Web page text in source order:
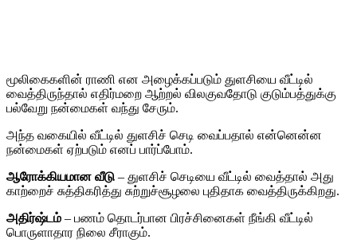
மூலிகைகளின் ராணி என அழைக்கப்படும் துளசியை வீட்டில்
வைத்திருந்தால் எதிர்மறை ஆற்றல் விலகுவதோடு குடும்பத்துக்கு
பல்வேறு நன்மைகள் வந்து சேரும்.
அந்த வகையில் வீட்டில் துளசிச் செடி வைப்பதால் என்னென்ன
நன்மைகள் ஏற்படும் எனப் பார்ப்போம்.
ஆரோக்கியமான வீடு – துளசிச் செடியை வீட்டில் வைத்தால் அது
காற்றைச் சுத்திகரித்து சுற்றுச்சூழலை புதிதாக வைத்திருக்கிறது.
அதிர்ஷ்டம் – பணம் தொடர்பான பிரச்சினைகள் நீங்கி வீட்டில்
பொருளாதார நிலை சீராகும்.